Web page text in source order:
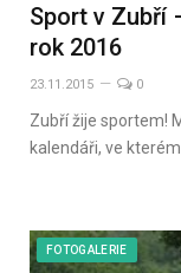
Sport v Zubří
rok 2016
23.11.2015 0
Zubří žije sportem!
kalendáři, ve kterém
FOTOGALERIE